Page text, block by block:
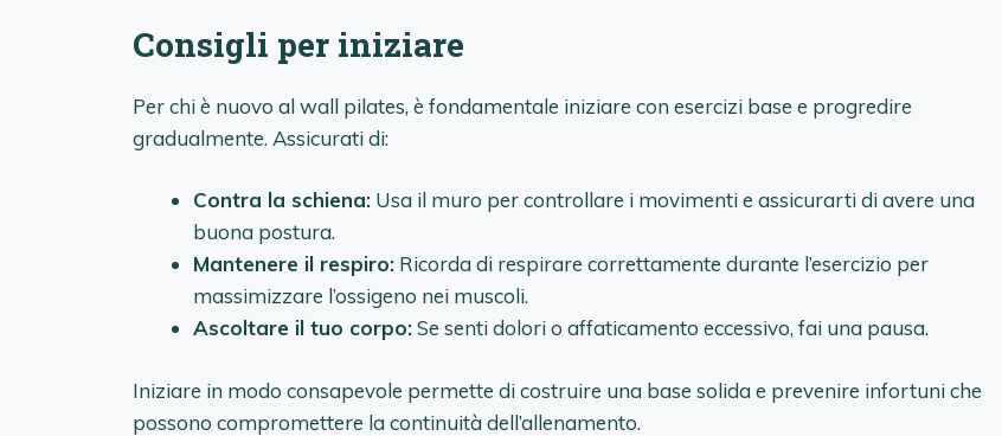
Consigli per iniziare
Per chi è nuovo al wall pilates, è fondamentale iniziare con esercizi base e progredire
gradualmente. Assicurati di:
Contra la schiena: Usa il muro per controllare i movimenti e assicurarti di avere una
buona postura.
Mantenere il respiro: Ricorda di respirare correttamente durante l’esercizio per
massimizzare l’ossigeno nei muscoli.
Ascoltare il tuo corpo:Se senti dolori o affaticamento eccessivo, fai una pausa.
Iniziare in modo consapevole permette di costruire una base solida e prevenire infortuni che
possono compromettere la continuità dell’allenamento.